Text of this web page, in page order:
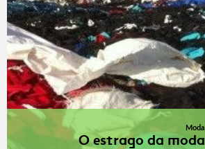
Moda
O estrago da moda